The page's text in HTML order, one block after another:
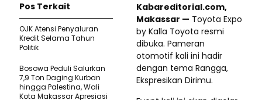
Kabareditorial.com,
Makassar — Toyota Expo
by Kalla Toyota resmi
dibuka. Pameran
otomotif kali ini hadir
dengan tema Rangga,
Ekspresikan Dirimu.
Pos Terkait
OJK Atensi Penyaluran
Kredit Selama Tahun
Politik
Bosowa Peduli Salurkan
7,9 Ton Daging Kurban
hingga Palestina, Wali
Kota Makassar Apresiasi